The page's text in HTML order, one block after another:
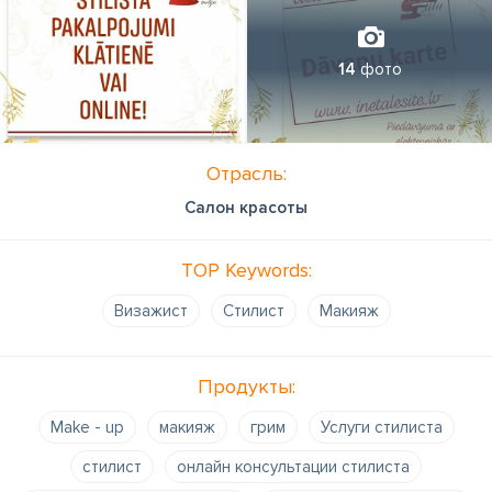
14фото
Отрасль:
Салон красоты
TOP Keywords:
Bизажист Cтилист Mакияж
Продукты:
Make - up макияж грим
Услуги стилиста
стилист
онлайн консультации стилиста